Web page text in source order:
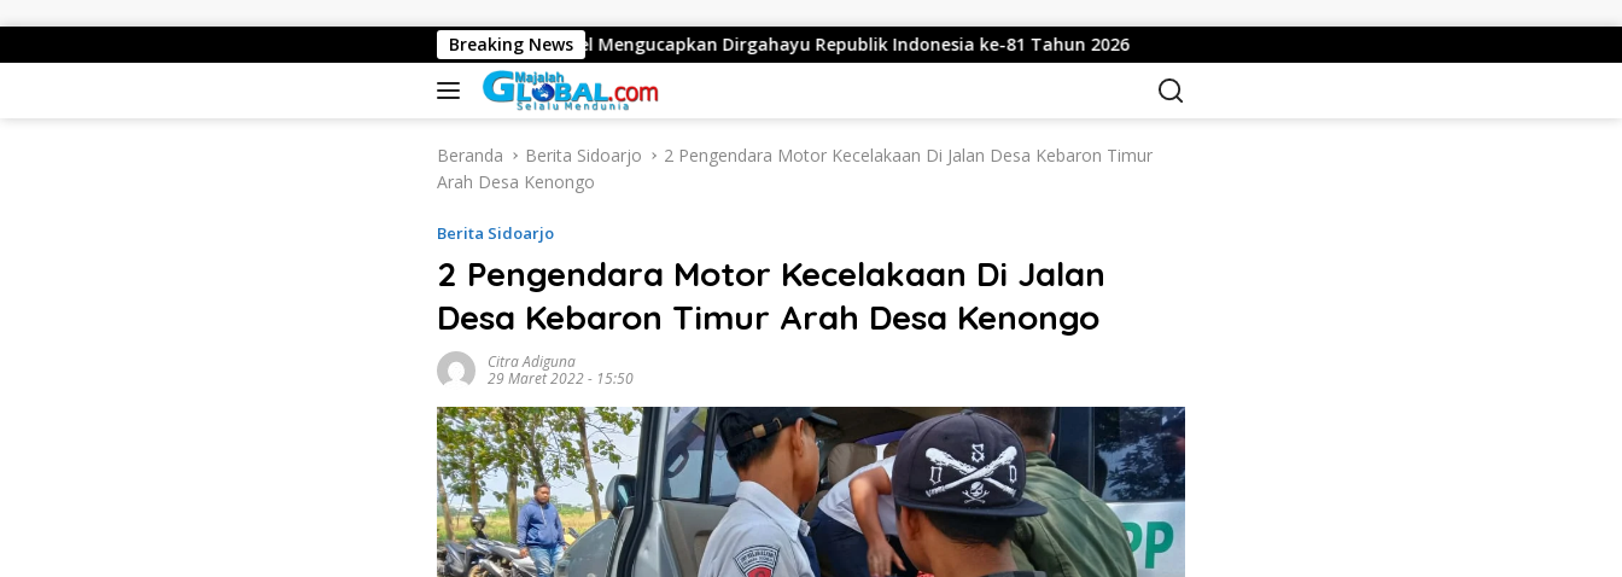
Breaking News
Harita Nickel Mengucapkan Dirgahayu Republik Indonesia ke-81 Tahun 2026 Diduga Intimidasi Wartawan di Obi, Oknum Polisi Polda Malut
Beranda Berita Sidoarjo
2 Pengendara Motor Kecelakaan Di Jalan Desa Kebaron Timur
Arah Desa Kenongo
Berita Sidoarjo
2 Pengendara Motor Kecelakaan Di Jalan
Desa Kebaron Timur Arah Desa Kenongo
Citra Adiguna
29 Maret 2022 - 15:50